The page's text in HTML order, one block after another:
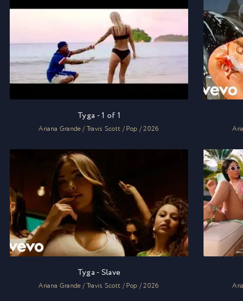
Tyga - 1 of 1
Ariana Grande / Travis Scott / Pop / 2026
Tyga - Slave
Ariana Grande / Travis Scott / Pop / 2026